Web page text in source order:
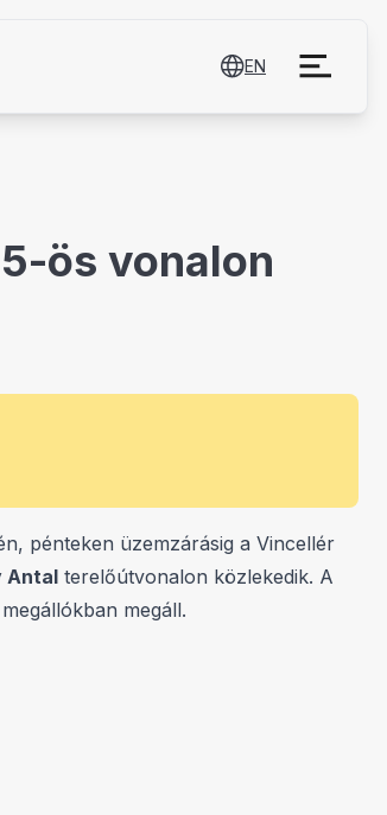
EN
ös vonalon
pénteken üzemzárásig a Vincellér
Antal terelőútvonalon közlekedik. A
megáll.